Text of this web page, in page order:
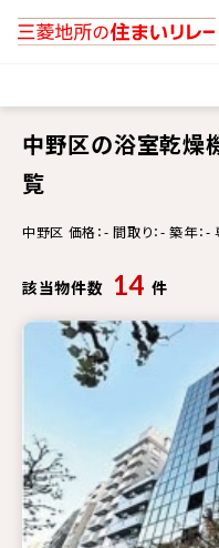
中野区の浴室乾燥
覧
中野区 価格：- 間取り：- 築年：- 専有面積：- 徒歩分：- 更新情報：- 浴室乾
該当物件数 14 件